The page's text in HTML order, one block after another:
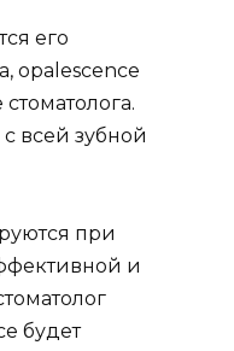
его
opalescence
всей зубной
при
и
будет